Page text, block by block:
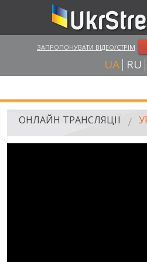
ЗАПРОПОНУВАТИ ВІДЕО/СТРІМ
UA RU
ГОЛОВНА
ОНЛАЙН ТРАНСЛЯЦІЇ